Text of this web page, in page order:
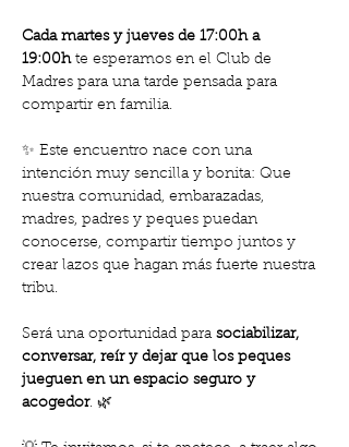
Cada martes y jueves de 17:00h a
19:00h te esperamos en el Club de
Madres para una tarde pensada para
compartir en familia.
✨ Este encuentro nace con una
intención muy sencilla y bonita: Que
nuestra comunidad, embarazadas,
madres, padres y peques puedan
conocerse, compartir tiempo juntos y
crear lazos que hagan más fuerte nuestra
tribu.
Será una oportunidad para sociabilizar,
conversar, reír y dejar que los peques
jueguen en un espacio seguro y
acogedor. 🌿